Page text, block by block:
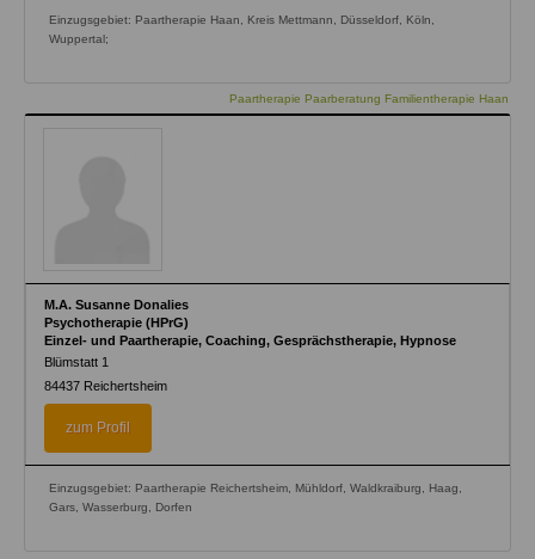
Einzugsgebiet: Paartherapie Haan, Kreis Mettmann, Düsseldorf, Köln,
Wuppertal;
Paartherapie Paarberatung Familientherapie Haan
M.A. Susanne Donalies
Psychotherapie (HPrG)
Einzel- und Paartherapie, Coaching, Gesprächstherapie, Hypnose
Blümstatt 1
84437 Reichertsheim
zum Profil
Einzugsgebiet: Paartherapie Reichertsheim, Mühldorf, Waldkraiburg, Haag,
Gars, Wasserburg, Dorfen